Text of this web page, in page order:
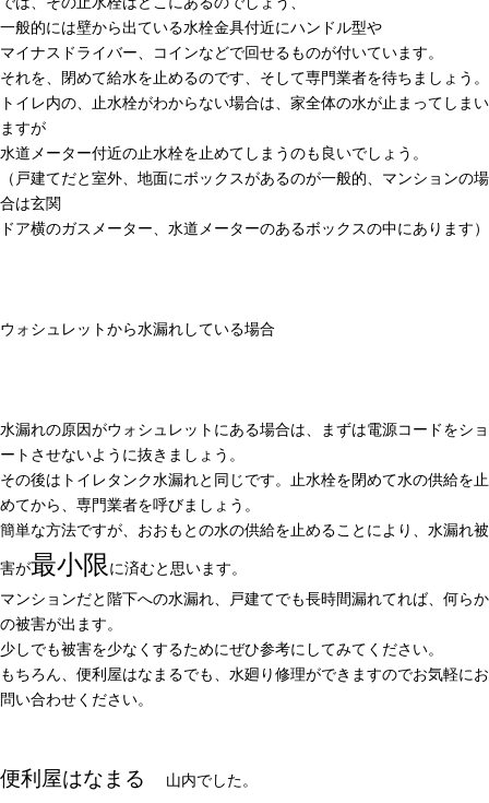
一般的には壁から出ている水栓金具付近にハンドル型や
マイナスドライバー、コインなどで回せるものが付いています。
それを、閉めて給水を止めるのです、そして専門業者を待ちましょう。
トイレ内の、止水栓がわからない場合は、家全体の水が止まってしまい
ますが
水道メーター付近の止水栓を止めてしまうのも良いでしょう。
（戸建てだと室外、地面にボックスがあるのが一般的、マンションの場
合は玄関
ドア横のガスメーター、水道メーターのあるボックスの中にあります）
ウォシュレットから水漏れしている場合
水漏れの原因がウォシュレットにある場合は、まずは電源コードをショ
ートさせないように抜きましょう。
その後はトイレタンク水漏れと同じです。止水栓を閉めて水の供給を止
めてから、専門業者を呼びましょう。
簡単な方法ですが、おおもとの水の供給を止めることにより、水漏れ被
害が最小限に済むと思います。
マンションだと階下への水漏れ、戸建てでも長時間漏れてれば、何らか
の被害が出ます。
少しでも被害を少なくするためにぜひ参考にしてみてください。
もちろん、便利屋はなまるでも、水廻り修理ができますのでお気軽にお
問い合わせください。
便利屋はなまる 山内でした。